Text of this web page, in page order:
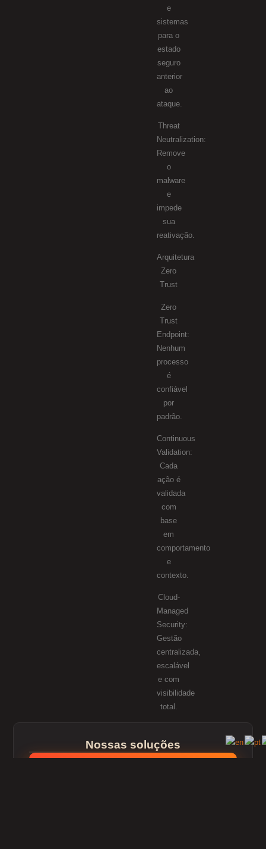
e
sistemas
para o
estado
seguro
anterior
ao
ataque.
Threat
Neutralization:
Remove
o
malware
e
impede
sua
reativação.
Arquitetura
Zero
Trust
Zero
Trust
Endpoint:
Nenhum
processo
é
confiável
por
padrão.
Continuous
Validation:
Cada
ação é
validada
com
base
em
comportamento
e
contexto.
Cloud-
Managed
Security:
Gestão
centralizada,
escalável
e com
visibilidade
total.
Nossas soluções